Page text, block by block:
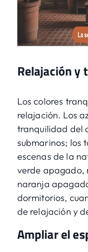
Relajación y
Los colores
relajación. Los
tranquilidad del
submarinos; los
escenas de la
verde apagado,
naranja
dormitorios,
de relajación y
Ampliar el